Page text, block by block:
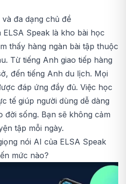
đa dạng chủ đề
Speak là kho bài học
thấy hàng ngàn bài tập thuộc
Từ tiếng Anh giao tiếp hàng
đến tiếng Anh du lịch. Mọi
đáp ứng đầy đủ. Việc học
tế giúp người dùng dễ dàng
đời sống. Bạn sẽ không cảm
tập mỗi ngày.
nói AI của ELSA Speak
mức nào?